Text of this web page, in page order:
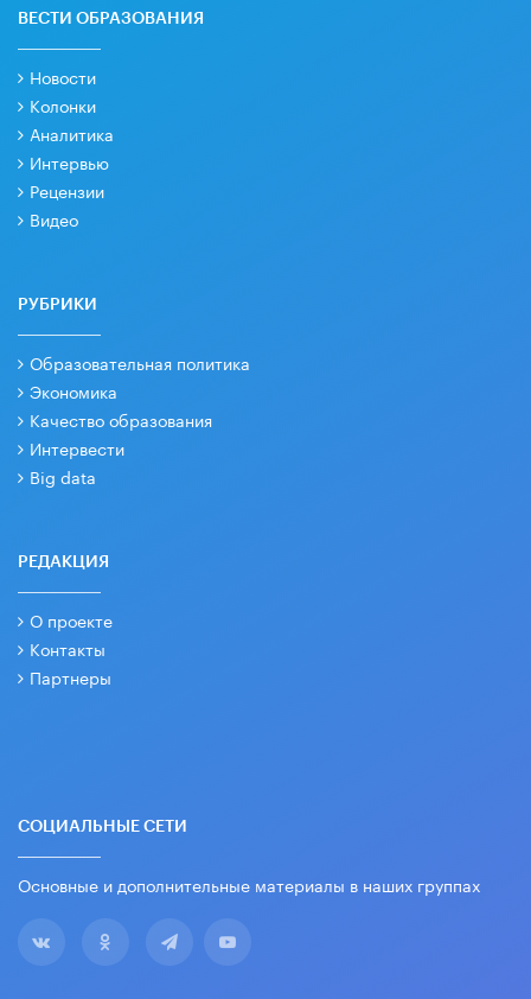
ВЕСТИ ОБРАЗОВАНИЯ
Новости
Колонки
Аналитика
Интервью
Рецензии
Видео
РУБРИКИ
Образовательная политика
Экономика
Качество образования
Интервести
Big data
РЕДАКЦИЯ
О проекте
Контакты
Партнеры
СОЦИАЛЬНЫЕ СЕТИ
Основные и дополнительные материалы в наших группах